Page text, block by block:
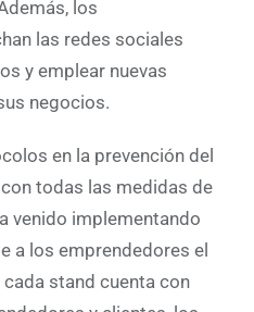
los
las redes sociales
y emplear nuevas
negocios.
en la prevención del
todas las medidas de
venido implementando
a los emprendedores el
stand cuenta con